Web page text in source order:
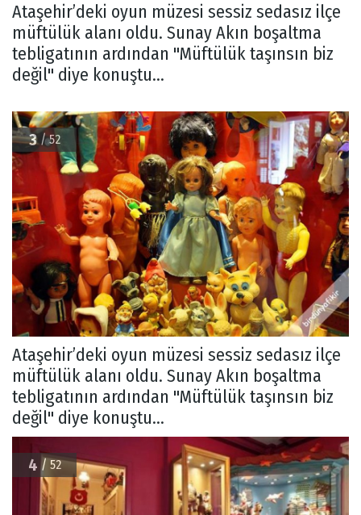
Ataşehir’deki oyun müzesi sessiz sedasız ilçe
müftülük alanı oldu. Sunay Akın boşaltma
tebligatının ardından "Müftülük taşınsın biz
değil" diye konuştu...
3/ 52
Ataşehir’deki oyun müzesi sessiz sedasız ilçe
müftülük alanı oldu. Sunay Akın boşaltma
tebligatının ardından "Müftülük taşınsın biz
değil" diye konuştu...
4 / 52